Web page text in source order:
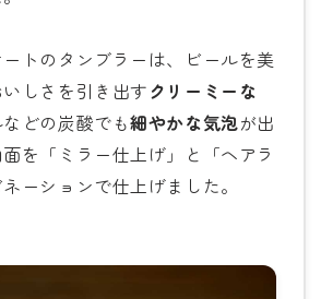
トのタンブラーは、ビールを美
しさを引き出すクリーミーな
どの炭酸でも細やかな気泡が出
を「ミラー仕上げ」と「ヘアラ
ーションで仕上げました。